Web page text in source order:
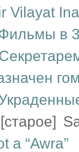
Vilayat
в
a “Awra”